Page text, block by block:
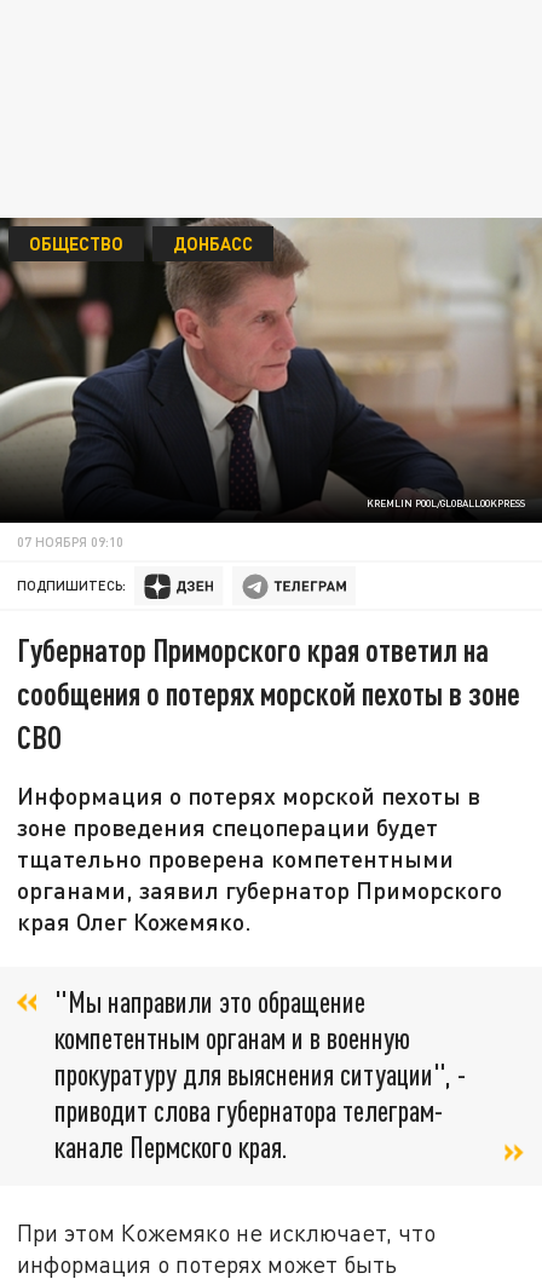
KREMLIN POOL/GLOBALLOOKPRESS
ОБЩЕСТВО ДОНБАСС
07 НОЯБРЯ 09:10
ПОДПИШИТЕСЬ:
Губернатор Приморского края ответил на
сообщения о потерях морской пехоты в зоне
СВО
Информация о потерях морской пехоты в
зоне проведения спецоперации будет
тщательно проверена компетентными
органами, заявил губернатор Приморского
края Олег Кожемяко.
"Мы направили это обращение
компетентным органам и в военную
прокуратуру для выяснения ситуации", -
приводит слова губернатора телеграм-
канале Пермского края.
При этом Кожемяко не исключает, что
информация о потерях может быть